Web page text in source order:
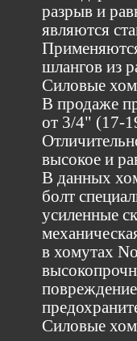
разрыв и
являются
шлангов из
Силовые
В продаже
от 3/4" (17-
высокое и
В данных
болт
усиленные
в хомутах
Силовые